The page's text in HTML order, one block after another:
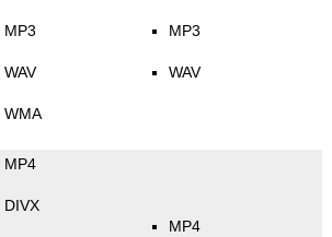
MP3
WAV
WMA
MP3
WAV
MP4
DIVX
MP4